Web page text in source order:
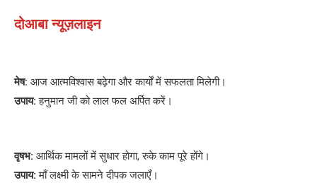
दोआबा न्यूज़लाइन
मेष: आज आत्मविश्वास बढ़ेगा और कार्यों में सफलता मिलेगी।
उपाय: हनुमान जी को लाल फल अर्पित करें।
वृषभ: आर्थिक मामलों में सुधार होगा, रुके काम पूरे होंगे।
उपाय:माँ लक्ष्मी के सामने दीपक जलाएँ।